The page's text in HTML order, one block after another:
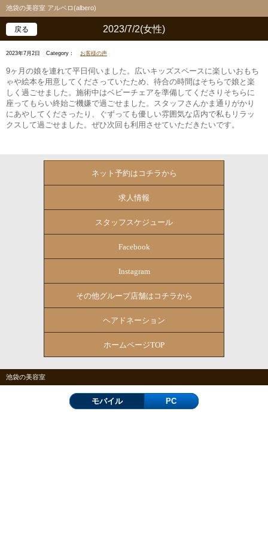
池袋の美容室 アルベロ(albero)
2023/7/2(女性)
戻る
2023年7月2日 Category： お客様の声
9ヶ月の娘を連れて平日伺いました。広いキッズスペースに楽しいおもち
ゃや絵本を用意してくださっていたため、待合の時間はそちらで娘と楽
しく過ごせました。施術中はベビーチェアを準備してくださりそちらに
座ってもらい終始ご機嫌で過ごせました。スタッフさんかま通りがかり
にあやしてくださったり、ぐずっても優しい雰囲気な店内で私もリラッ
クスして過ごせました。ぜひ次回も利用させていただきたいです。
ネット予約はコチラから
求人情報
スタッフスケジュール
Facebook
Instagram
その他グループ店舗はコチラから
ヘアドネーション
ホームページTOP
池袋の美容室
モバイル PC